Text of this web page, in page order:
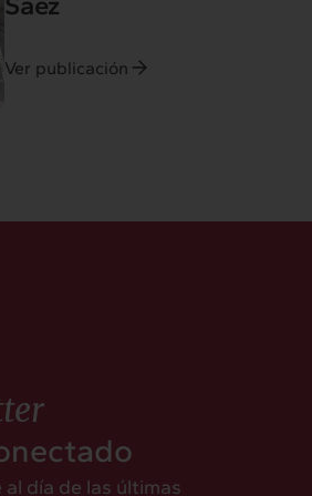
Ver publicación
día de las últimas